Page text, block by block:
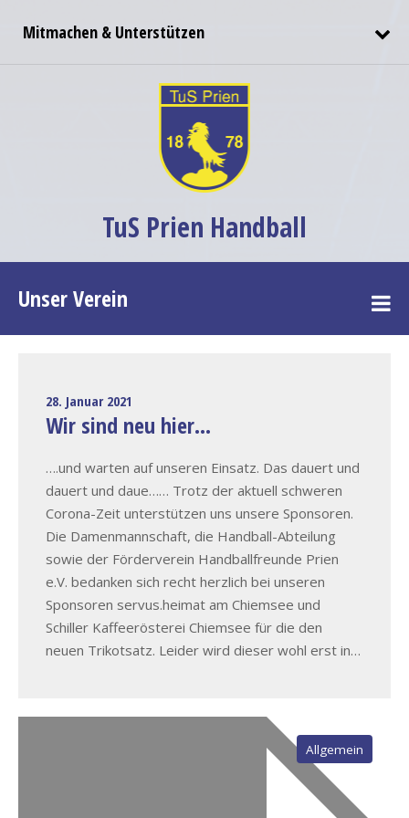
Mitmachen & Unterstützen
TuS Prien Handball
Unser Verein
28. Januar 2021
Wir sind neu hier…
….und warten auf unseren Einsatz. Das dauert und
dauert und daue…… Trotz der aktuell schweren
Corona-Zeit unterstützen uns unsere Sponsoren.
Die Damenmannschaft, die Handball-Abteilung
sowie der Förderverein Handballfreunde Prien
e.V. bedanken sich recht herzlich bei unseren
Sponsoren servus.heimat am Chiemsee und
Schiller Kaffeerösterei Chiemsee für die den
neuen Trikotsatz. Leider wird dieser wohl erst in…
Allgemein